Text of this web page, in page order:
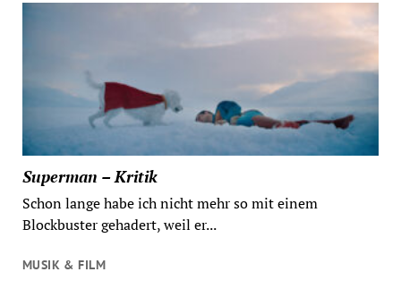
Superman – Kritik
Schon lange habe ich nicht mehr so mit einem
Blockbuster gehadert, weil er...
MUSIK & FILM